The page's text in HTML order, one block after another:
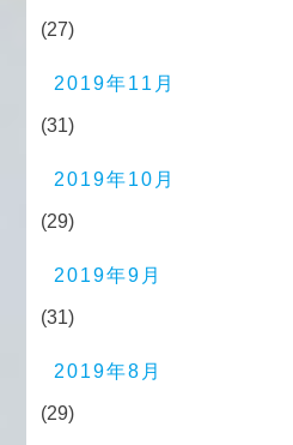
(27)
2019年11月
(31)
2019年10月
(29)
2019年9月
(31)
2019年8月
(29)